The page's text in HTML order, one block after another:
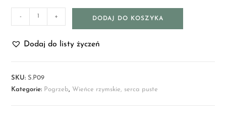
- + DODAJ DO KOSZYKA
Dodaj do listy życzeń
SKU: S.P09
Kategorie: Pogrzeb, Wieńce rzymskie, serca puste